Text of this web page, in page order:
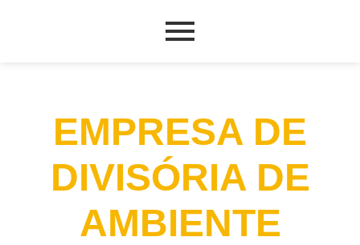
EMPRESA DE
DIVISÓRIA DE
AMBIENTE